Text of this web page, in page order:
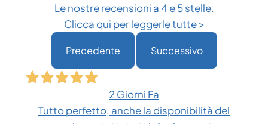
Le nostre recensioni a 4 e 5 stelle.
Clicca qui per leggerle tutte >
Precedente Successivo
2 Giorni Fa
Tutto perfetto, anche la disponibilità del